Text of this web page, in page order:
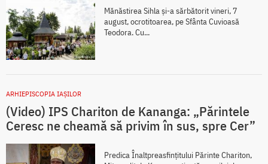
Mănăstirea Sihla și-a sărbătorit vineri, 7
august, ocrotitoarea, pe Sfânta Cuvioasă
Teodora. Cu...
ARHIEPISCOPIA IAŞILOR
(Video) IPS Chariton de Kananga: „Părintele
Ceresc ne cheamă să privim în sus, spre Cer”
Predica Înaltpreasfințitului Părinte Chariton,